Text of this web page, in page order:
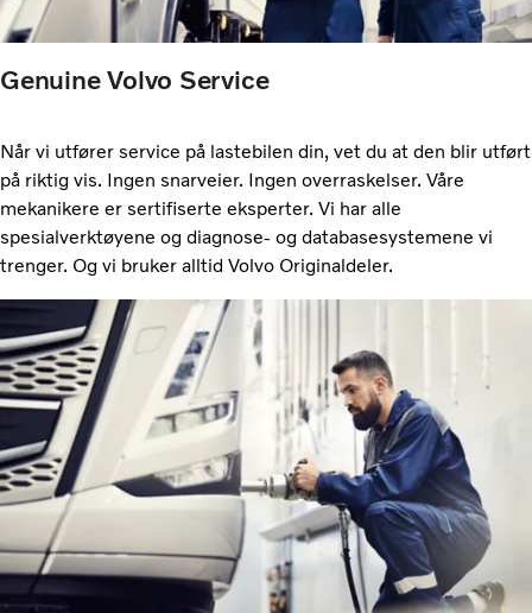
Genuine Volvo Service
Når vi utfører service på lastebilen din, vet du at den blir utført
på riktig vis. Ingen snarveier. Ingen overraskelser. Våre
mekanikere er sertifiserte eksperter. Vi har alle
spesialverktøyene og diagnose- og databasesystemene vi
trenger. Og vi bruker alltid Volvo Originaldeler.